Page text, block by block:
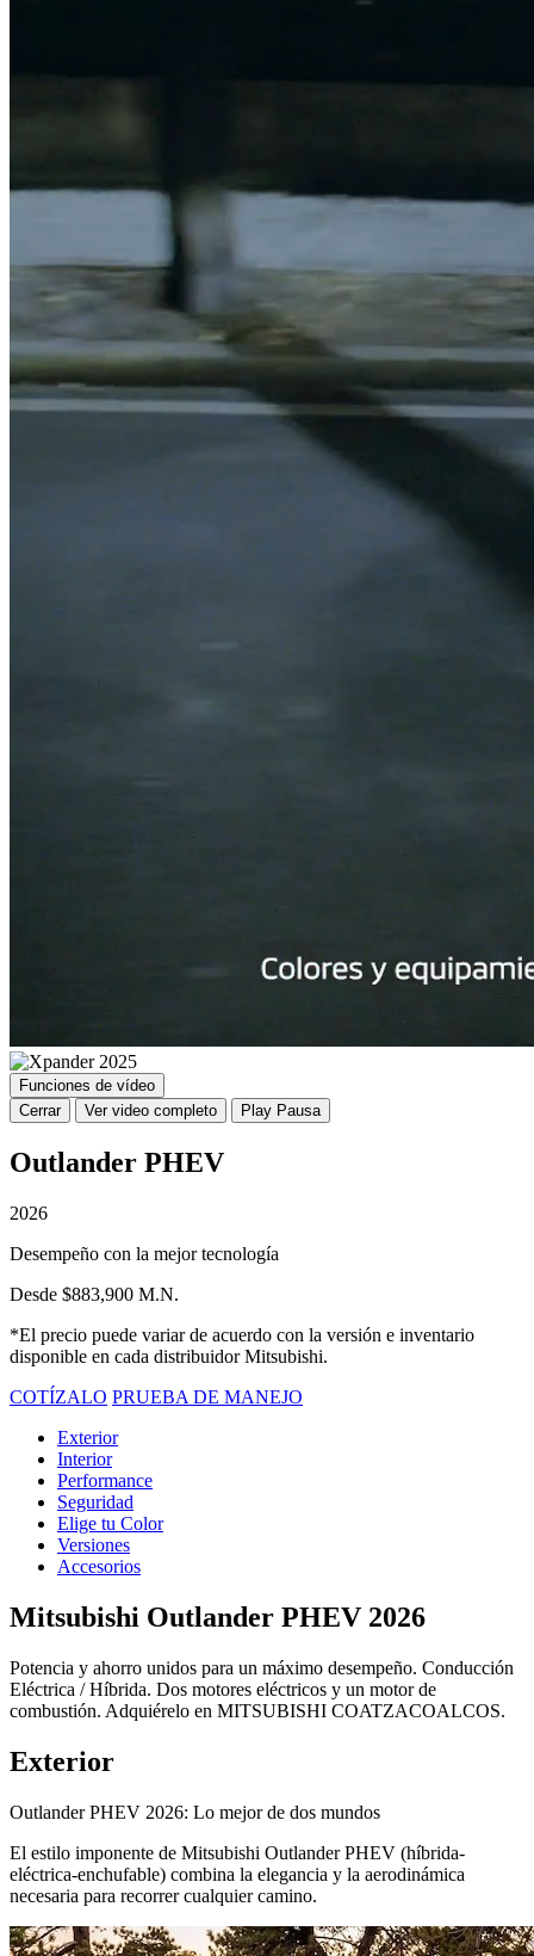
Funciones de vídeo
Cerrar
Ver video completo Play Pausa
Outlander PHEV
2026
Desempeño con la mejor tecnología
Desde $883,900 M.N.
*El precio puede variar de acuerdo con la versión e inventario
disponible en cada distribuidor Mitsubishi.
COTÍZALO PRUEBA DE MANEJO
Exterior
Interior
Performance
Seguridad
Elige tu Color
Versiones
Accesorios
Mitsubishi Outlander PHEV 2026
Potencia y ahorro unidos para un máximo desempeño. Conducción
Eléctrica / Híbrida. Dos motores eléctricos y un motor de
combustión. Adquiérelo en MITSUBISHI COATZACOALCOS.
Exterior
Outlander PHEV 2026: Lo mejor de dos mundos
El estilo imponente de Mitsubishi Outlander PHEV (híbrida-
eléctrica-enchufable) combina la elegancia y la aerodinámica
necesaria para recorrer cualquier camino.